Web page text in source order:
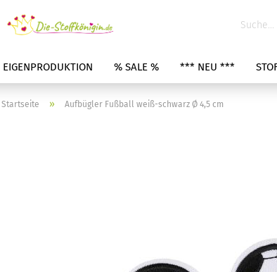
EIGENPRODUKTION % SALE % *** NEU ***
Startseite » Aufbügler Fußball weiß-schwarz Ø 4,5 cm